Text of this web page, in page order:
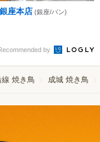
座本店 (銀座/パン)
by
焼き鳥 成城 焼き鳥